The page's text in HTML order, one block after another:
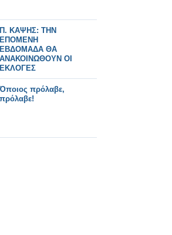
Π. ΚΑΨΗΣ: ΤΗΝ
ΕΠΟΜΕΝΗ
ΕΒΔΟΜΑΔΑ ΘΑ
ΑΝΑΚΟΙΝΩΘΟΥΝ ΟΙ
ΕΚΛΟΓΕΣ
Όποιος πρόλαβε,
πρόλαβε!